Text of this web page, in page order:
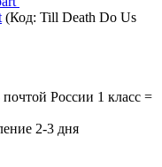
(Код: Till Death Do Us
России 1 класс =
2-3 дня